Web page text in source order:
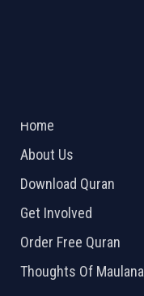
Home
About Us
Download Quran
Get Involved
Order Free Quran
Thoughts Of Maulana